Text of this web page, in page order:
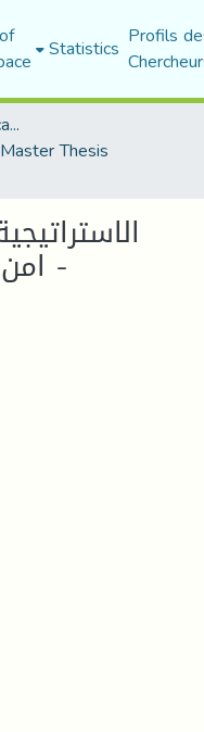
Statistics Profils
Faculty of Law and Political Science
Master Thesis
امن الحدود - ليبيا أنموذجا -